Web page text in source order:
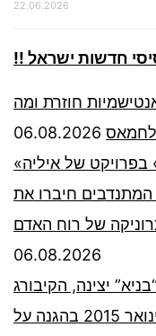
22.06.2026
חוזרת ומה
06.08.2026
«חברים ישראלים של אוקראינה» בפרויקט של איליה
חיברו את
06.08.2026
יצינה, הקיבורג
האוקראיני הצעיר ביותר, שנהרג בינואר 2015 בהגנה על